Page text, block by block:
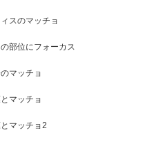
スのマッチョ
部位にフォーカス
マッチョ
マッチョ
マッチョ2